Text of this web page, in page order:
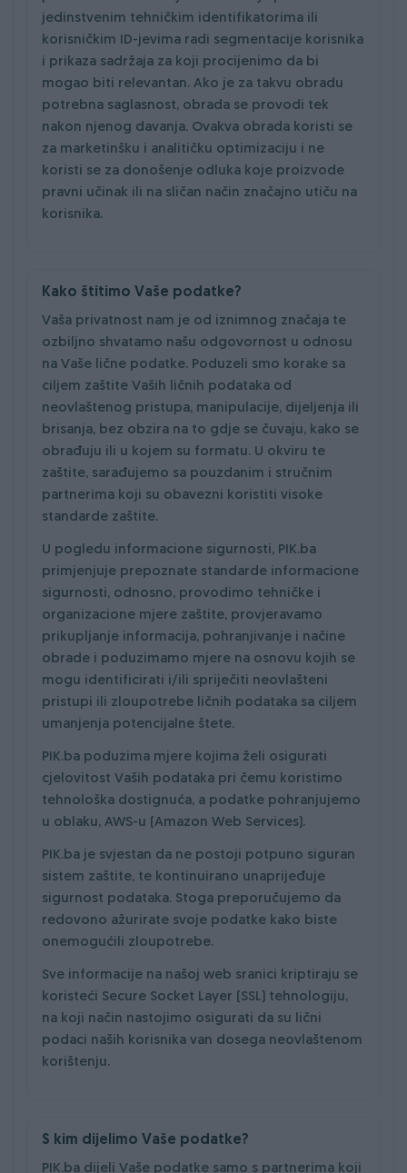
jedinstvenim tehničkim identifikatorima ili
korisničkim ID-jevima radi segmentacije korisnika
i prikaza sadržaja za koji procijenimo da bi
mogao biti relevantan. Ako je za takvu obradu
potrebna saglasnost, obrada se provodi tek
nakon njenog davanja. Ovakva obrada koristi se
za marketinšku i analitičku optimizaciju i ne
koristi se za donošenje odluka koje proizvode
pravni učinak ili na sličan način značajno utiču na
korisnika.
Kako štitimo Vaše podatke?
Vaša privatnost nam je od iznimnog značaja te
ozbiljno shvatamo našu odgovornost u odnosu
na Vaše lične podatke. Poduzeli smo korake sa
ciljem zaštite Vaših ličnih podataka od
neovlaštenog pristupa, manipulacije, dijeljenja ili
brisanja, bez obzira na to gdje se čuvaju, kako se
obrađuju ili u kojem su formatu. U okviru te
zaštite, sarađujemo sa pouzdanim i stručnim
partnerima koji su obavezni koristiti visoke
standarde zaštite.
U pogledu informacione sigurnosti, PIK.ba
primjenjuje prepoznate standarde informacione
sigurnosti, odnosno, provodimo tehničke i
organizacione mjere zaštite, provjeravamo
prikupljanje informacija, pohranjivanje i načine
obrade i poduzimamo mjere na osnovu kojih se
mogu identificirati i/ili spriječiti neovlašteni
pristupi ili zloupotrebe ličnih podataka sa ciljem
umanjenja potencijalne štete.
PIK.ba poduzima mjere kojima želi osigurati
cjelovitost Vaših podataka pri čemu koristimo
tehnološka dostignuća, a podatke pohranjujemo
u oblaku, AWS-u (Amazon Web Services).
PIK.ba je svjestan da ne postoji potpuno siguran
sistem zaštite, te kontinuirano unaprijeđuje
sigurnost podataka. Stoga preporučujemo da
redovono ažurirate svoje podatke kako biste
onemogućili zloupotrebe.
Sve informacije na našoj web sranici kriptiraju se
koristeći Secure Socket Layer (SSL) tehnologiju,
na koji način nastojimo osigurati da su lični
podaci naših korisnika van dosega neovlaštenom
korištenju.
S kim dijelimo Vaše podatke?
PIK.ba dijeli Vaše podatke samo s partnerima koji